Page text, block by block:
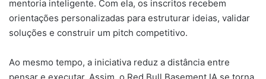
mentoria inteligente. Com ela, os inscritos recebem
orientações personalizadas para estruturar ideias, validar
soluções e construir um pitch competitivo.
Ao mesmo tempo, a iniciativa reduz a distância entre